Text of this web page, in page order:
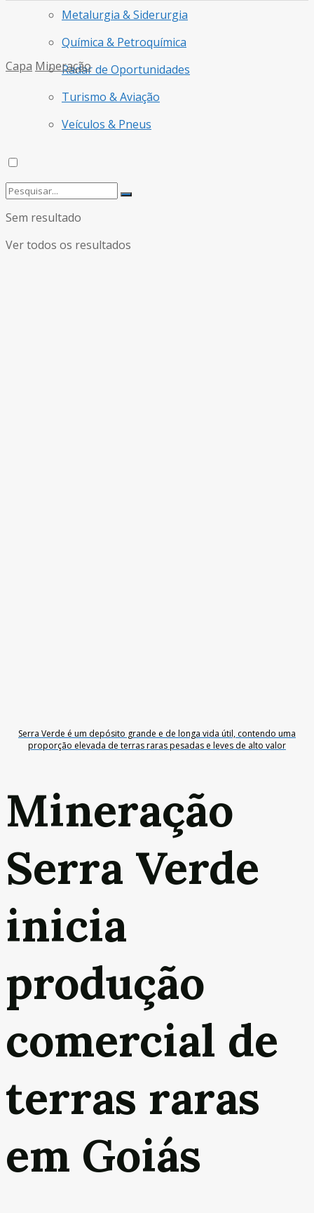
Metalurgia & Siderurgia
Química & Petroquímica
Radar de Oportunidades
Turismo & Aviação
Veículos & Pneus
Sem resultado
Ver todos os resultados
Capa Mineração
Serra Verde é um depósito grande e de longa vida útil, contendo uma
proporção elevada de terras raras pesadas e leves de alto valor
Mineração
Serra Verde
inicia
produção
comercial de
terras raras
em Goiás